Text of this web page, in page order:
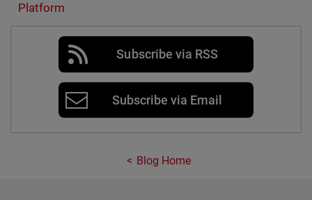
Platform
Subscribe via RSS
Subscribe via Email
Blog Home